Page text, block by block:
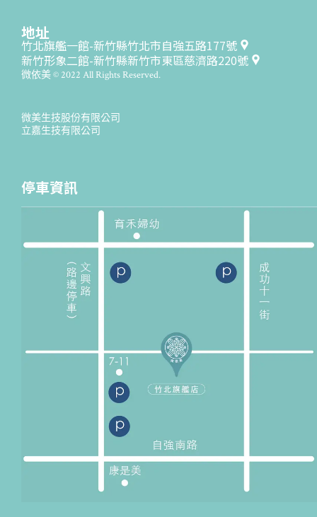
地址
竹北旗艦一館-新竹縣竹北市自強五路177號
新竹形象二館-新竹縣新竹市東區慈濟路220號
微依美 © 2022 All Rights Reserved.
微美生技股份有限公司
立嘉生技有限公司
停車資訊